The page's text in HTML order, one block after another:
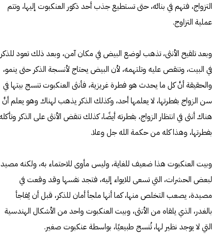
التزواج، فتهم في بنائه، حتى تستطيع جذب أحد ذكور العنكبوت إليها، وتتم
عملية التزاوج.
وبعد تلقيح الأنثى، تذهب لوضع البيض في مكان آمن، وبعد ذلك تعود للذكر
في البيت، وتنقص عليه وتلتهمه، لأن البيض يحتاج لأنسجة الذكر حتى ينمو،
والحقيقة أنَّ كل ما يحدث هو فطرة غريزية، فأنثى العنكبوت تنسج بيتها في
سن الزواج بفطرتها، لا يعلمها أحد، وكذلك الذكر يذهب لهناك وهو يعلم أنَّ
هناك أنثى في انتظار الزواج، بفطرته أيضًا، كذلك تنقض الأنثى على الذكر
بفطرتها، وهذا كله من حكمة الله جل وعلا.
وبيت العنكبوت هذا ضعيف للغاية، وليس مأوى للاحتماء به، ولكنه
لبعض الحشرات، التي تسعى للايواء إليه، فتجد نفسها وقد وقعت في
مصيدة، يصعب التخلص منها، كما أنها ملجأ أمان للذكر، قبل أن يُفاجأ
بالغدر، الذي يلقاه من الأنثى، وبيت العنكبوت واحد من الأشكال الهندسية
التي لا يوجد نظير لها، تُنسج طبيعيًا، بواسطة عنكبوت صغير.